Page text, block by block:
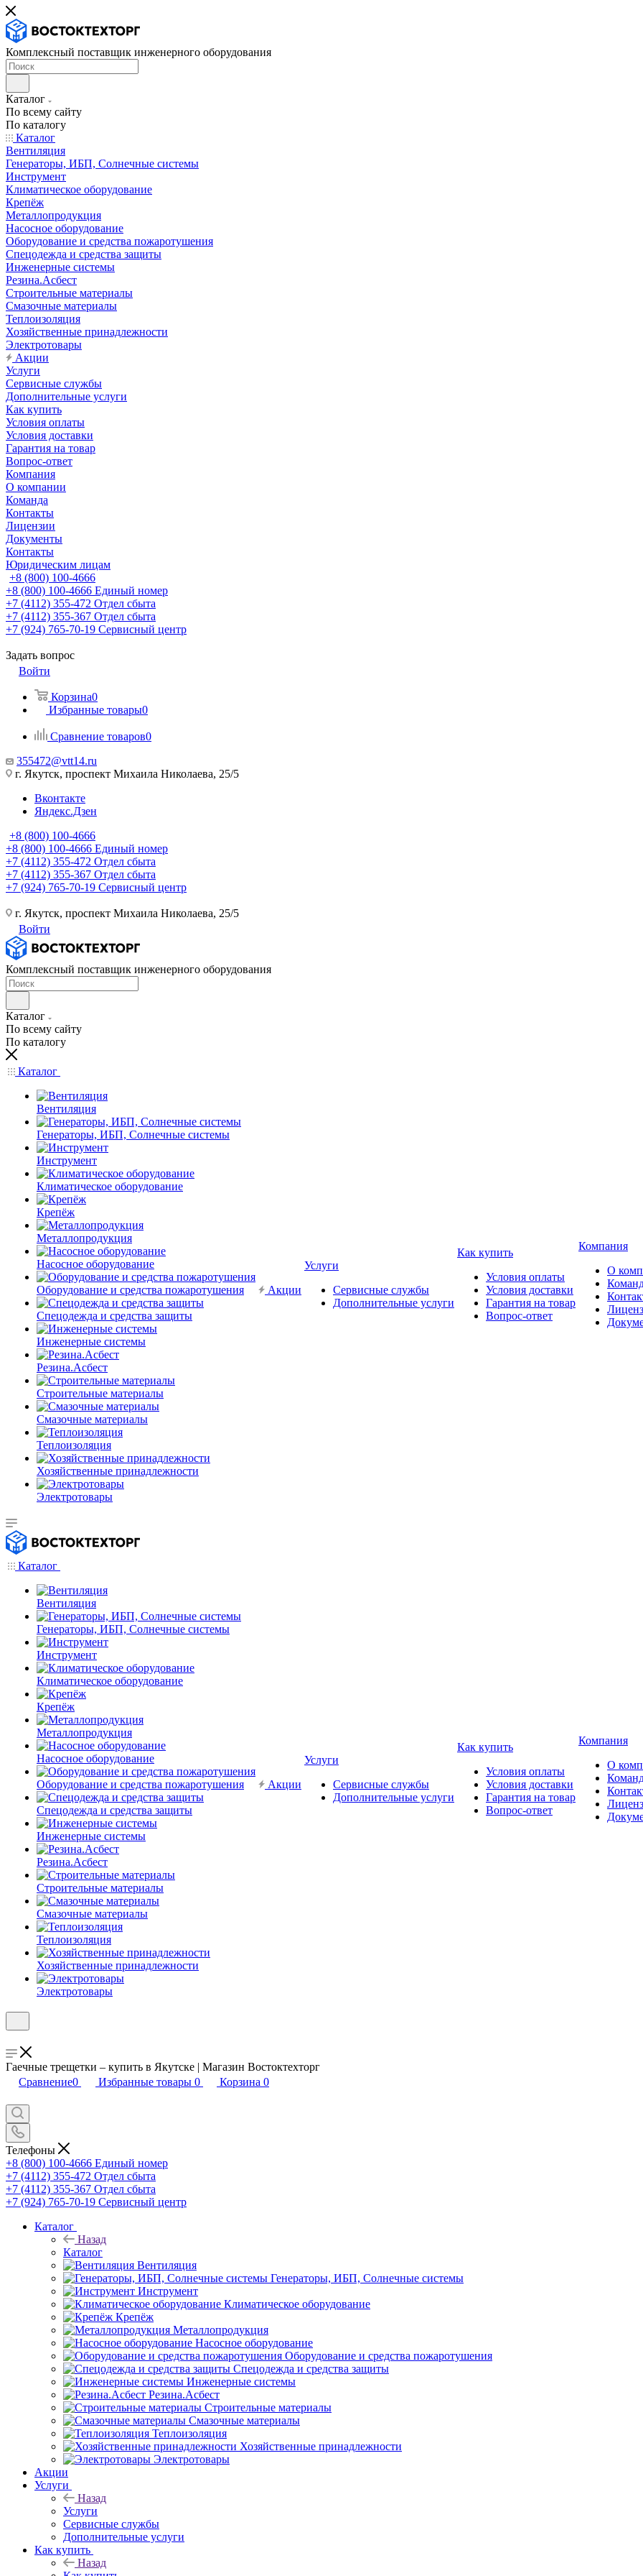
Комплексный поставщик инженерного оборудования
Каталог
По всему сайту
По каталогу
Каталог
Вентиляция
Генераторы, ИБП, Солнечные системы
Инструмент
Климатическое оборудование
Крепёж
Металлопродукция
Насосное оборудование
Оборудование и средства пожаротушения
Спецодежда и средства защиты
Инженерные системы
Резина.Асбест
Строительные материалы
Смазочные материалы
Теплоизоляция
Хозяйственные принадлежности
Электротовары
Акции
Услуги
Сервисные службы
Дополнительные услуги
Как купить
Условия оплаты
Условия доставки
Гарантия на товар
Вопрос-ответ
Компания
О компании
Команда
Контакты
Лицензии
Документы
Контакты
Юридическим лицам
+8 (800) 100-4666
+8 (800) 100-4666 Единый номер
+7 (4112) 355-472 Отдел сбыта
+7 (4112) 355-367 Отдел сбыта
+7 (924) 765-70-19 Сервисный центр
Задать вопрос
Войти
Корзина0
Избранные товары0
Сравнение товаров0
355472@vtt14.ru
г. Якутск, проспект Михаила Николаева, 25/5
Вконтакте
Яндекс.Дзен
+8 (800) 100-4666
+8 (800) 100-4666 Единый номер
+7 (4112) 355-472 Отдел сбыта
+7 (4112) 355-367 Отдел сбыта
+7 (924) 765-70-19 Сервисный центр
г. Якутск, проспект Михаила Николаева, 25/5
Войти
Комплексный поставщик инженерного оборудования
Каталог
По всему сайту
По каталогу
Каталог
Вентиляция
Генераторы, ИБП, Солнечные системы
Инструмент
Климатическое оборудование
Крепёж
Металлопродукция
Насосное оборудование
Оборудование и средства пожаротушения
Спецодежда и средства защиты
Инженерные системы
Резина.Асбест
Строительные материалы
Смазочные материалы
Теплоизоляция
Хозяйственные принадлежности
Электротовары
Акции
Услуги
Сервисные службы
Дополнительные услуги
Как купить
Условия оплаты
Условия доставки
Гарантия на товар
Вопрос-ответ
Компания
О
Каталог
Вентиляция
Генераторы, ИБП, Солнечные системы
Инструмент
Климатическое оборудование
Крепёж
Металлопродукция
Насосное оборудование
Оборудование и средства пожаротушения
Спецодежда и средства защиты
Инженерные системы
Резина.Асбест
Строительные материалы
Смазочные материалы
Теплоизоляция
Хозяйственные принадлежности
Электротовары
Акции
Услуги
Сервисные службы
Дополнительные услуги
Как купить
Условия оплаты
Условия доставки
Гарантия на товар
Вопрос-ответ
Компания
О
Гаечные трещетки – купить в Якутске | Магазин Востоктехторг
Сравнение0 Избранные товары 0 Корзина 0
Телефоны
+8 (800) 100-4666 Единый номер
+7 (4112) 355-472 Отдел сбыта
+7 (4112) 355-367 Отдел сбыта
+7 (924) 765-70-19 Сервисный центр
Каталог
Назад
Каталог
Вентиляция
Генераторы, ИБП, Солнечные системы
Инструмент
Климатическое оборудование
Крепёж
Металлопродукция
Насосное оборудование
Оборудование и средства пожаротушения
Спецодежда и средства защиты
Инженерные системы
Резина.Асбест
Строительные материалы
Смазочные материалы
Теплоизоляция
Хозяйственные принадлежности
Электротовары
Акции
Услуги
Назад
Услуги
Сервисные службы
Дополнительные услуги
Как купить
Назад